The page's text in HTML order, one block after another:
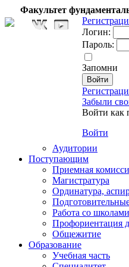
Факультет
Логин:
Пароль:
Запомни
Забыли
Войти как
Войти
Аудитории
Поступающим
Приемная
Магистратура
Ординатура,
Работа со школами
Профориентация
Общежитие
Образование
Учебная часть